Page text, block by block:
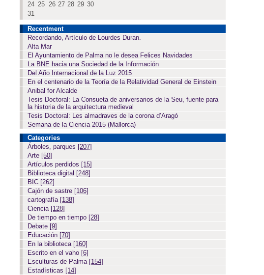
24 25 26 27 28 29 30
31
Recentment
Recordando, Artículo de Lourdes Duran.
Alta Mar
El Ayuntamiento de Palma no le desea Felices Navidades
La BNE hacia una Sociedad de la Información
Del Año Internacional de la Luz 2015
En el centenario de la Teoría de la Relatividad General de Einstein
Anibal for Alcalde
Tesis Doctoral: La Consueta de aniversarios de la Seu, fuente para
la historia de la arquitectura medieval
Tesis Doctoral: Les almadraves de la corona d’Aragó
Semana de la Ciencia 2015 (Mallorca)
Categories
Árboles, parques [207]
Arte [50]
Artículos perdidos [15]
Biblioteca digital [248]
BIC [262]
Cajón de sastre [106]
cartografía [138]
Ciencia [128]
De tiempo en tiempo [28]
Debate [9]
Educación [70]
En la biblioteca [160]
Escrito en el vaho [6]
Esculturas de Palma [154]
Estadísticas [14]